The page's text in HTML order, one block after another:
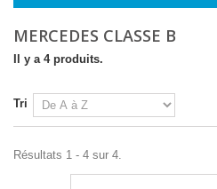
MERCEDES CLASSE B
Il y a 4 produits.
Tri
Résultats 1 - 4 sur 4.